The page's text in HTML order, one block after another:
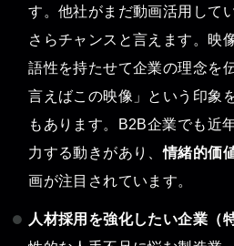
す。他社がまだ動画活用して
さらチャンスと言えます。映
語性を持たせて企業の理念を
言えばこの映像」という印象
もあります。B2B企業でも近
力する動きがあり、情緒的価
画が注目されています。
人材採用を強化したい企業（